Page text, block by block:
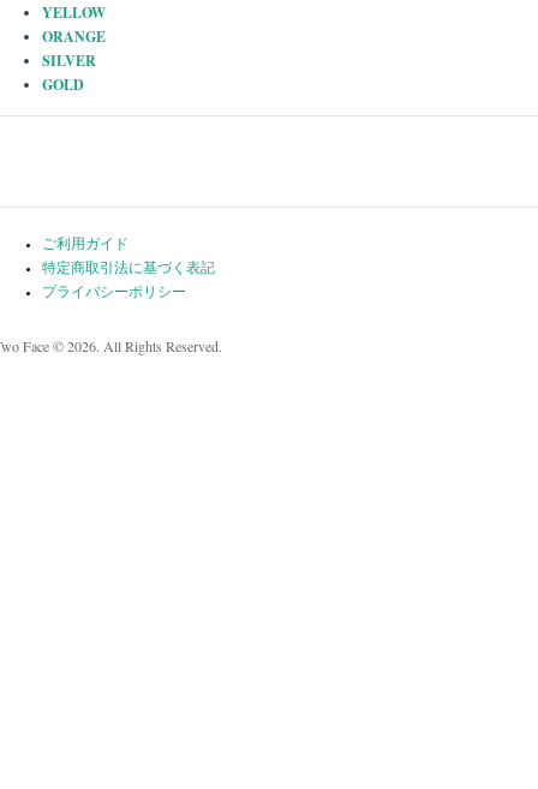
YELLOW
ORANGE
SILVER
GOLD
ご利用ガイド
特定商取引法に基づく表記
プライバシーポリシー
Face © 2026. All Rights Reserved.